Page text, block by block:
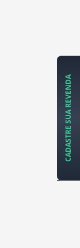
CADASTRE SUA REVENDA